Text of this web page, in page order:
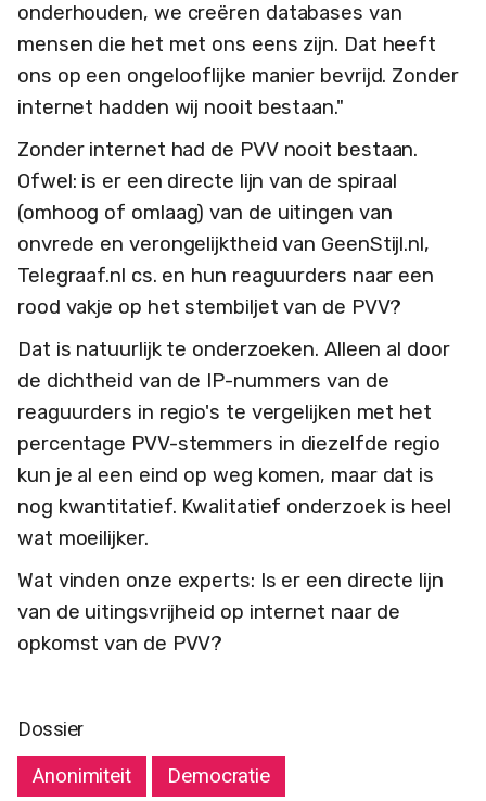
onderhouden, we creëren databases van
mensen die het met ons eens zijn. Dat heeft
ons op een ongelooflijke manier bevrijd. Zonder
internet hadden wij nooit bestaan."
Zonder internet had de PVV nooit bestaan.
Ofwel: is er een directe lijn van de spiraal
(omhoog of omlaag) van de uitingen van
onvrede en verongelijktheid van GeenStijl.nl,
Telegraaf.nl cs. en hun reaguurders naar een
rood vakje op het stembiljet van de PVV?
Dat is natuurlijk te onderzoeken. Alleen al door
de dichtheid van de IP-nummers van de
reaguurders in regio's te vergelijken met het
percentage PVV-stemmers in diezelfde regio
kun je al een eind op weg komen, maar dat is
nog kwantitatief. Kwalitatief onderzoek is heel
wat moeilijker.
Wat vinden onze experts: Is er een directe lijn
van de uitingsvrijheid op internet naar de
opkomst van de PVV?
Dossier
Anonimiteit
Democratie